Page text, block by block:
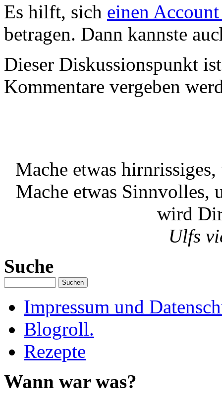
Es hilft, sich einen
betragen. Dann kannste
Dieser Diskussionspunkt
Kommentare vergeben
Mache etwas
Mache etwas
wird
Ulfs
Suche
Impressum und
Blogroll.
Rezepte
Wann war was?